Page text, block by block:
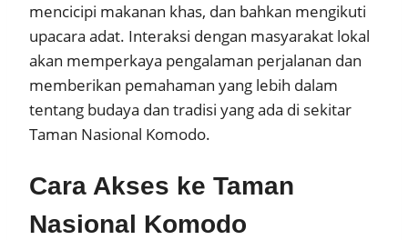
mencicipi makanan khas, dan bahkan mengikuti
upacara adat. Interaksi dengan masyarakat lokal
akan memperkaya pengalaman perjalanan dan
memberikan pemahaman yang lebih dalam
tentang budaya dan tradisi yang ada di sekitar
Taman Nasional Komodo.
Cara Akses ke Taman
Nasional Komodo